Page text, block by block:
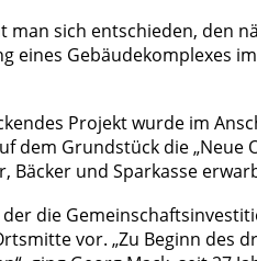
man sich entschieden, den
eines Gebäudekomplexes
Projekt wurde im
dem Grundstück die
Bäcker und Sparkasse
die
vor. „Zu Beginn des